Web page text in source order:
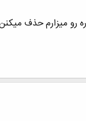
که فقط جنبه خبری داره رو